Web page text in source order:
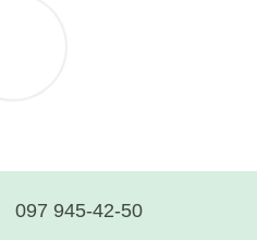
097 945-42-50